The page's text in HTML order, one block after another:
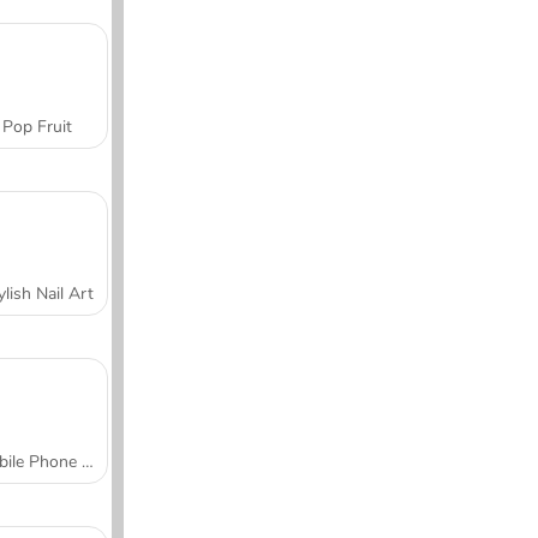
Pop Fruit
Nail Art
Mobile Phone Case Design & DIY